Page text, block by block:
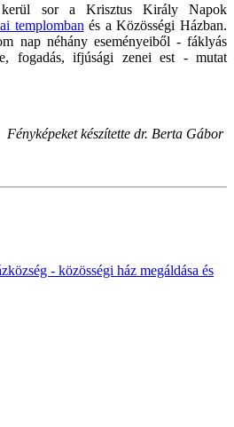
sor a Krisztus Király Napok
templomban és a Közösségi Házban.
nap néhány eseményeiből - fáklyás
fogadás, ifjúsági zenei est - mutat
Fényképeket készítette dr. Berta Gábor
- közösségi ház megáldása és